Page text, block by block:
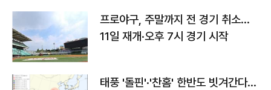
프로야구, 주말까지 전 경기 취소…
11일 재개·오후 7시 경기 시작
태풍 '돌핀'·'찬홈' 한반도 빗겨간다…